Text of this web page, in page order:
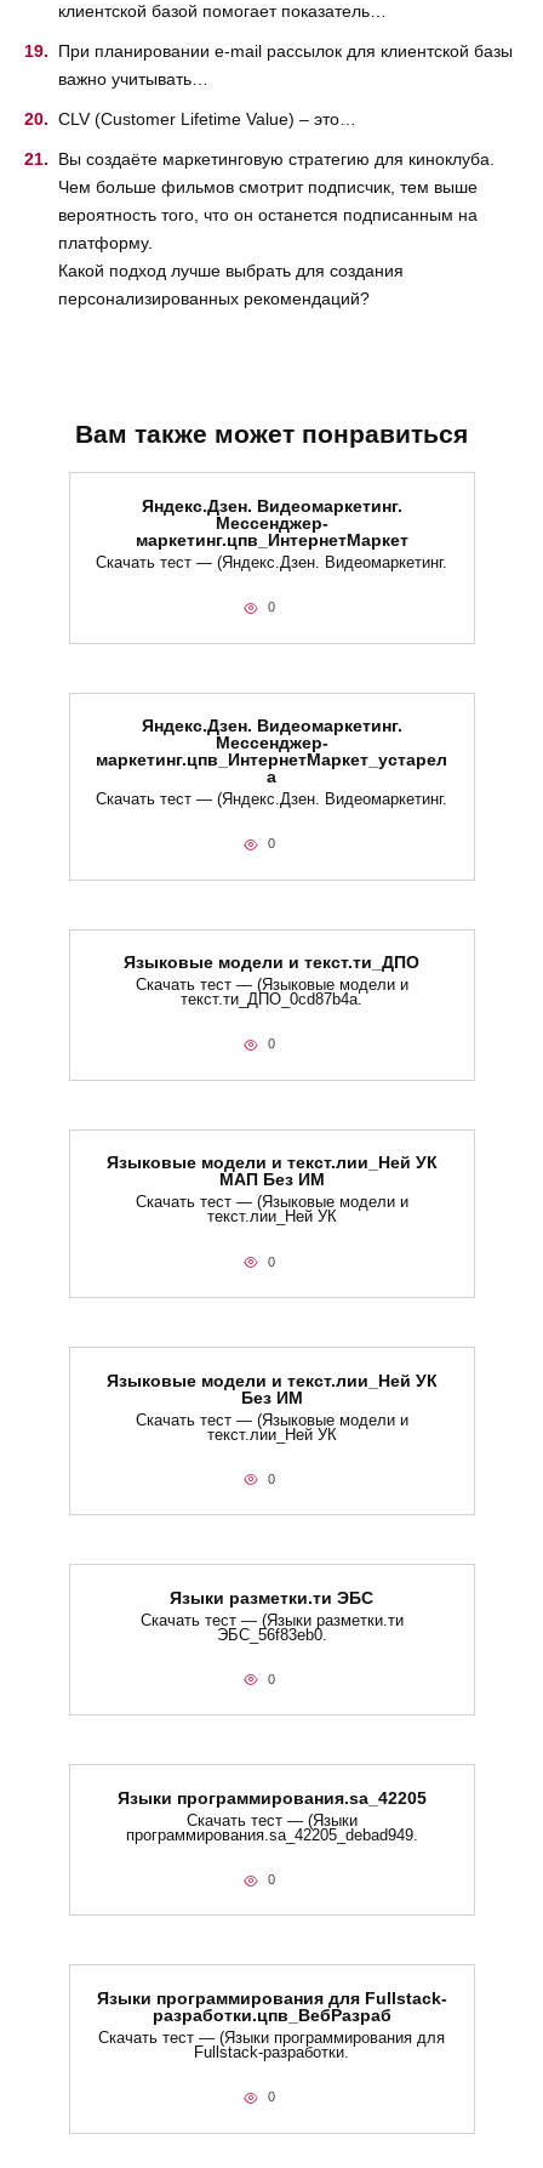
клиентской базой помогает показатель…
При планировании e-mail рассылок для клиентской базы
важно учитывать…
CLV (Customer Lifetime Value) – это…
Вы создаёте маркетинговую стратегию для киноклуба.
Чем больше фильмов смотрит подписчик, тем выше
вероятность того, что он останется подписанным на
платформу.
Какой подход лучше выбрать для создания
персонализированных рекомендаций?
Вам также может понравиться
Яндекс.Дзен. Видеомаркетинг.
Мессенджер-
маркетинг.цпв_ИнтернетМаркет
Скачать тест — (Яндекс.Дзен. Видеомаркетинг.
0
Яндекс.Дзен. Видеомаркетинг.
Мессенджер-
маркетинг.цпв_ИнтернетМаркет_устарел
а
Скачать тест — (Яндекс.Дзен. Видеомаркетинг.
0
Языковые модели и текст.ти_ДПО
Скачать тест — (Языковые модели и
текст.ти_ДПО_0cd87b4a.
0
Языковые модели и текст.лии_Ней УК
МАП Без ИМ
Скачать тест — (Языковые модели и
текст.лии_Ней УК
0
Языковые модели и текст.лии_Ней УК
Без ИМ
Скачать тест — (Языковые модели и
текст.лии_Ней УК
0
Языки разметки.ти​ ЭБС
Скачать тест — (Языки разметки.ти​
ЭБС_56f83eb0.
0
Языки программирования.sa_42205
Скачать тест — (Языки
программирования.sa_42205_debad949.
0
Языки программирования для Fullstack-
разработки.цпв_ВебРазраб
Скачать тест — (Языки программирования для
Fullstack-разработки.
0